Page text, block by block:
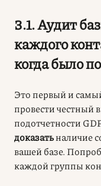
3.1. Аудит
каждого
когда было
Это первый и
провести честный
подотчетности
доказатьналичие
вашей базе.
каждой группы